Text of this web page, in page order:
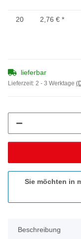
20 2,76 € *
lieferbar
Lieferzeit: 2 - 3 Werktage
Sie möchten in
Beschreibung